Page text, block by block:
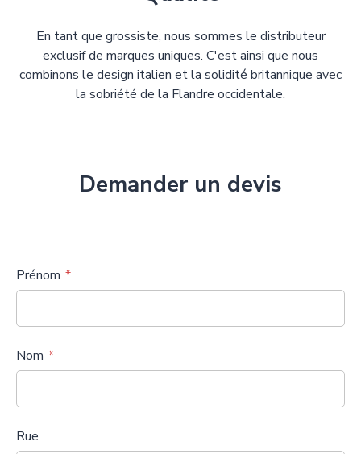
En tant que grossiste, nous sommes le distributeur
exclusif de marques uniques. C'est ainsi que nous
combinons le design italien et la solidité britannique avec
la sobriété de la Flandre occidentale.
Demander un devis
Prénom
Nom
Rue